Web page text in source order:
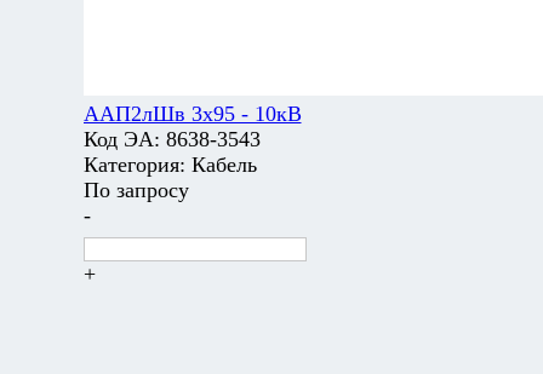
ААП2лШв 3х95 - 10кВ
Код ЭА: 8638-3543
Категория: Кабель
По запросу
-
+